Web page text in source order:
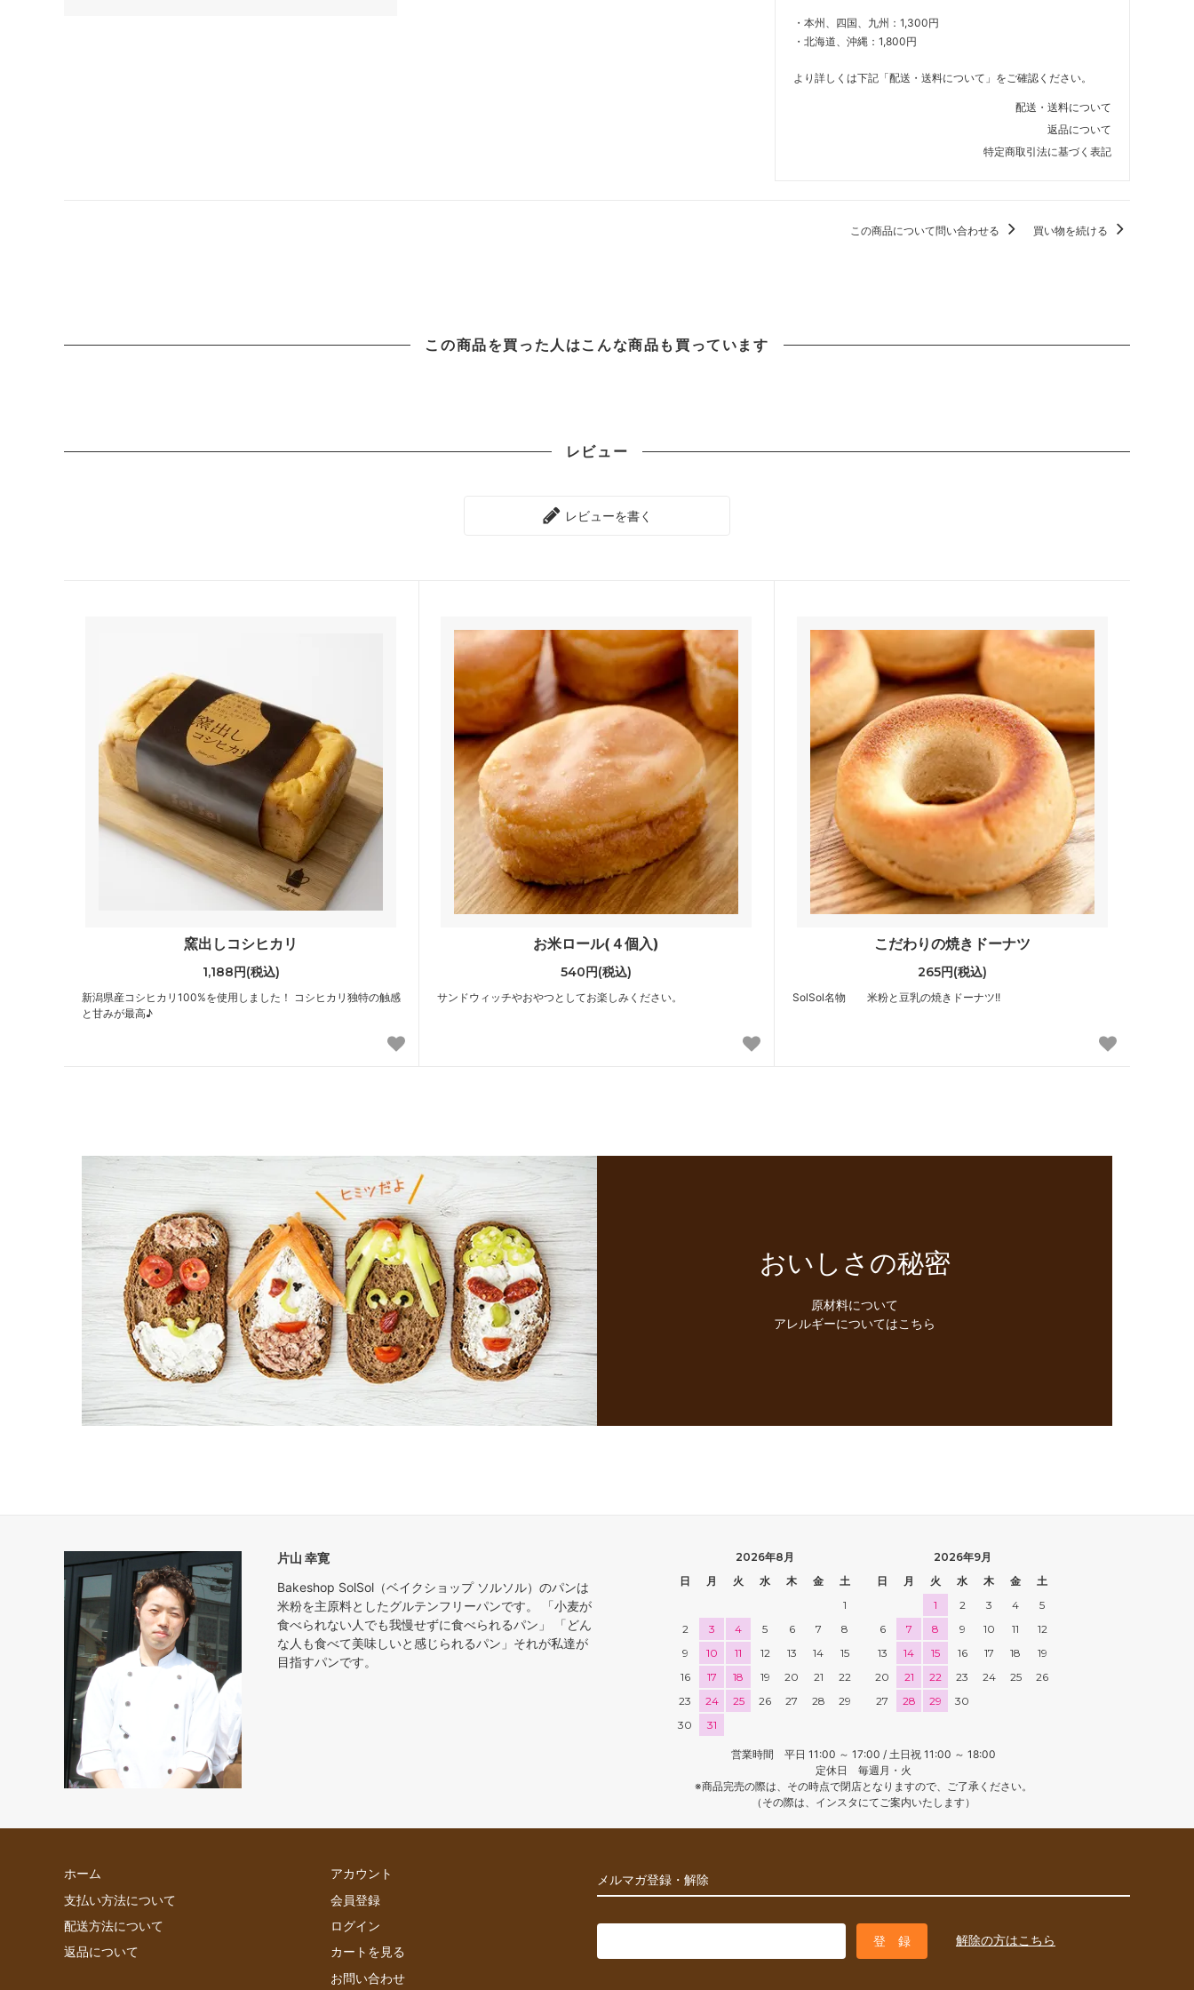
・本州、四国、九州：1,300円
・北海道、沖縄：1,800円
より詳しくは下記「配送・送料について」をご確認ください。
配送・送料について
返品について
特定商取引法に基づく表記
この商品について問い合わせる 買い物を続ける
この商品を買った人はこんな商品も買っています
レビュー
レビューを書く
窯出しコシヒカリ
1,188円(税込)
新潟県産コシヒカリ100%を使用しました！ コシヒカリ独特の触感
と甘みが最高♪
お米ロール(４個入)
540円(税込)
サンドウィッチやおやつとしてお楽しみください。
こだわりの焼きドーナツ
265円(税込)
SolSol名物 米粉と豆乳の焼きドーナツ!!
おいしさの秘密
原材料について
アレルギーについてはこちら
片山 幸寛
Bakeshop SolSol（ベイクショップ ソルソル）のパンは
米粉を主原料としたグルテンフリーパンです。 「小麦が
食べられない人でも我慢せずに食べられるパン」 「どん
な人も食べて美味しいと感じられるパン」それが私達が
目指すパンです。
2026年8月
日
月 火 水 木 金
土
1
2
3 4 5 6 7
8
9
10 11 12 13 14
15
16
17 18 19 20 21
22
23
24 25 26 27 28
29
30
31
2026年9月
日
月 火 水 木 金
土
1
2 3 4
5
6
7 8 9 10 11
12
13
14 15 16 17 18
19
20
21 22 23 24 25
26
27
28 29 30
営業時間 平日 11:00 ～ 17:00 / 土日祝 11:00 ～ 18:00
定休日 毎週月・火
※商品完売の際は、その時点で閉店となりますので、ご了承ください。
（その際は、インスタにてご案内いたします）
メルマガ登録・解除
解除の方はこちら
ホーム
支払い方法について
配送方法について
返品について
アカウント
会員登録
ログイン
カートを見る
お問い合わせ